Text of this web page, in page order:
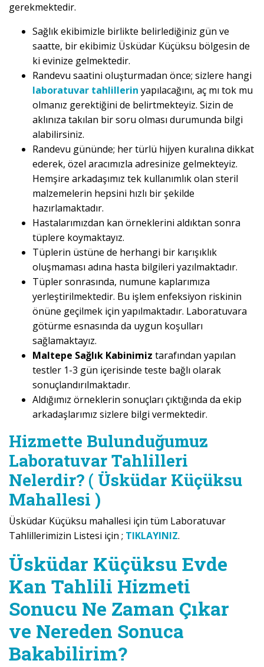
gerekmektedir.
Sağlık ekibimizle birlikte belirlediğiniz gün ve
saatte, bir ekibimiz Üsküdar Küçüksu bölgesin de
ki evinize gelmektedir.
Randevu saatini oluşturmadan önce; sizlere hangi
laboratuvar tahlillerin yapılacağını, aç mı tok mu
olmanız gerektiğini de belirtmekteyiz. Sizin de
aklınıza takılan bir soru olması durumunda bilgi
alabilirsiniz.
Randevu gününde; her türlü hijyen kuralına dikkat
ederek, özel aracımızla adresinize gelmekteyiz.
Hemşire arkadaşımız tek kullanımlık olan steril
malzemelerin hepsini hızlı bir şekilde
hazırlamaktadır.
Hastalarımızdan kan örneklerini aldıktan sonra
tüplere koymaktayız.
Tüplerin üstüne de herhangi bir karışıklık
oluşmaması adına hasta bilgileri yazılmaktadır.
Tüpler sonrasında, numune kaplarımıza
yerleştirilmektedir. Bu işlem enfeksiyon riskinin
önüne geçilmek için yapılmaktadır. Laboratuvara
götürme esnasında da uygun koşulları
sağlamaktayız.
Maltepe Sağlık Kabinimiz tarafından yapılan
testler 1-3 gün içerisinde teste bağlı olarak
sonuçlandırılmaktadır.
Aldığımız örneklerin sonuçları çıktığında da ekip
arkadaşlarımız sizlere bilgi vermektedir.
Hizmette Bulunduğumuz
Laboratuvar Tahlilleri
Nelerdir? ( Üsküdar Küçüksu
Mahallesi )
Üsküdar Küçüksu mahallesi için tüm Laboratuvar
Tahlillerimizin Listesi için ; TIKLAYINIZ.
Üsküdar Küçüksu Evde
Kan Tahlili Hizmeti
Sonucu Ne Zaman Çıkar
ve Nereden Sonuca
Bakabilirim?